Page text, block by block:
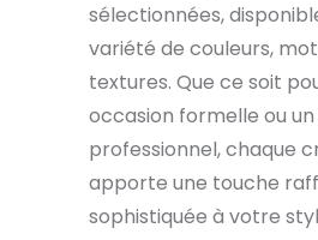
sélectionnées,
variété de couleurs,
textures. Que ce soit
occasion formelle ou
professionnel, chaque
apporte une touche
sophistiquée à votre